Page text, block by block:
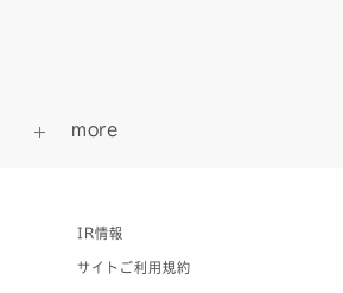
IR情報
サイトご利用規約